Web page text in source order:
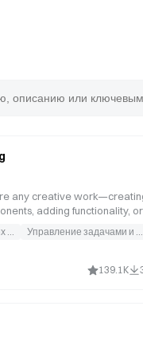
any creative
adding functionality, or
prior to implementation.
Автоматизация рабочих процессов Управление задачами и проектами
139.1K